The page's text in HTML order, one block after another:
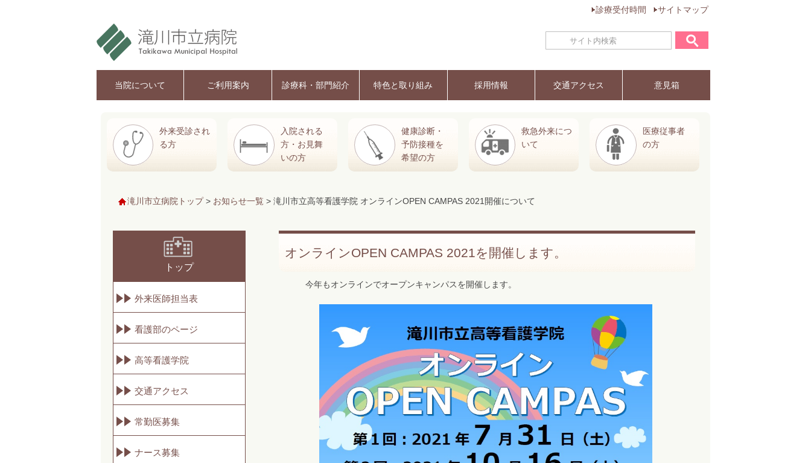
診療受付時間 サイトマップ
当院について ご利用案内 診療科・部門紹介 特色と取り組み 採用情報 交通アクセス 意見箱
外来受診され
る方
入院される
方・お見舞
いの方
健康診断・
予防接種を
希望の方
救急外来につ
いて
医療従事者
の方
滝川市立病院トップ> お知らせ一覧 > 滝川市立高等看護学院 オンラインOPEN CAMPAS 2021開催について
トップ
外来医師担当表
看護部のページ
高等看護学院
交通アクセス
常勤医募集
ナース募集
オンラインOPEN CAMPAS 2021を開催します。
今年もオンラインでオープンキャンパスを開催します。